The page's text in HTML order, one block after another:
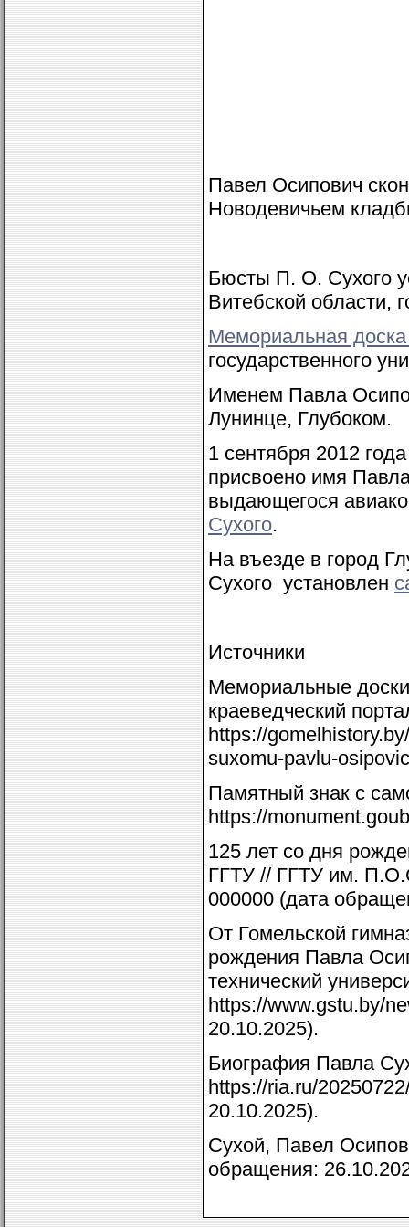
Павел Осипович
Новодевичьем
Бюсты П. О. Сухого
Витебской области,
Мемориальная
государственного
Именем Павла
Лунинце, Глубоком.
1 сентября 2012
присвоено имя
выдающегося
Сухого.
На въезде в город
Сухого установлен
Источники
Мемориальные
краеведческий
https://
suxomu-pavlu-
Памятный знак с
https://
125 лет со дня
ГГТУ // ГГТУ им.
000000 (дата
От Гомельской
рождения Павла
технический
https://www.gstu.by/
20.10.2025).
Биография Павла
https://ria.ru/
20.10.2025).
Сухой, Павел
обращения: